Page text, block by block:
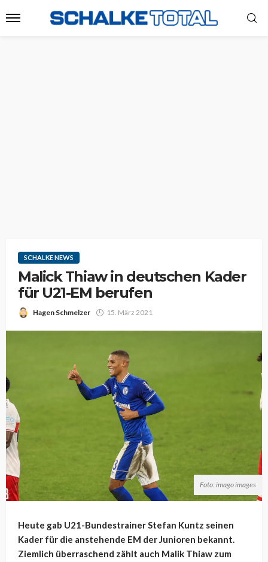
SCHALKE NEWS
Malick Thiaw in deutschen Kader
für U21-EM berufen
Hagen Schmelzer 15. März 2021
Foto: imago images
Heute gab U21-Bundestrainer Stefan Kuntz seinen
Kader für die anstehende EM der Junioren bekannt.
Ziemlich überraschend zählt auch Malik Thiaw zum